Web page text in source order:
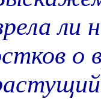
ли
о